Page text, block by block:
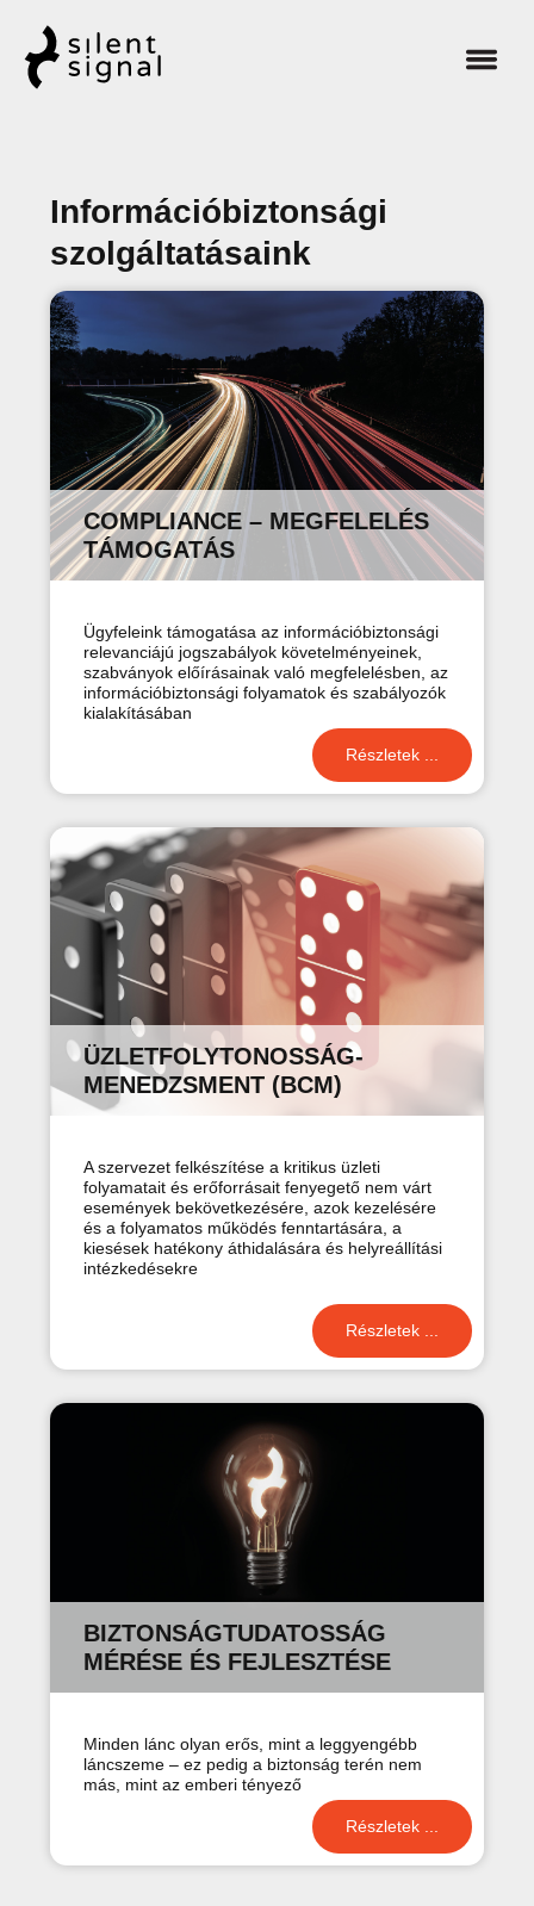
Információbiztonsági
szolgáltatásaink
COMPLIANCE – MEGFELELÉS
TÁMOGATÁS
Ügyfeleink támogatása az információbiztonsági
relevanciájú jogszabályok követelményeinek,
szabványok előírásainak való megfelelésben, az
információbiztonsági folyamatok és szabályozók
kialakításában
Részletek ...
ÜZLETFOLYTONOSSÁG-
MENEDZSMENT (BCM)
A szervezet felkészítése a kritikus üzleti
folyamatait és erőforrásait fenyegető nem várt
események bekövetkezésére, azok kezelésére
és a folyamatos működés fenntartására, a
kiesések hatékony áthidalására és helyreállítási
intézkedésekre
Részletek ...
BIZTONSÁG­TUDATOSSÁG
MÉRÉSE ÉS FEJLESZTÉSE
Minden lánc olyan erős, mint a leggyengébb
láncszeme – ez pedig a biztonság terén nem
más, mint az emberi tényező
Részletek ...